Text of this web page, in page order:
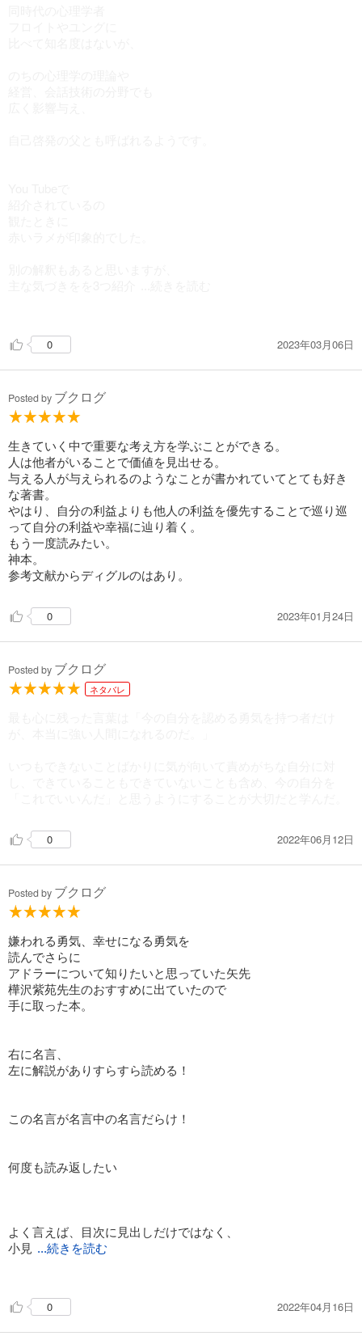
1.仕事も含むや友人・知人での対人関係では、
2.家庭での子育てや親から自立について。
（感謝で自立を促す）
3.環境や社会、周りと自分との関係では、
（起こった出来事に対して主体性を持って行動する）
（対価の保証はないが自ら始められるか）
など。
見開きで、
一項目となっているので
何かあった時の
お守り代わりに安心の一冊です。
0 2023年03月06日
Posted by ブクログ
生きていく中で重要な考え方を学ぶことができる。
人は他者がいることで価値を見出せる。
与える人が与えられるのようなことが書かれていてとても好き
な著書。
やはり、自分の利益よりも他人の利益を優先することで巡り巡
って自分の利益や幸福に辿り着く。
もう一度読みたい。
神本。
参考文献からディグルのはあり。
0 2023年01月24日
Posted by ブクログ
ネタバレ
0 2022年06月12日
Posted by ブクログ
嫌われる勇気、幸せになる勇気を
読んでさらに
アドラーについて知りたいと思っていた矢先
樺沢紫苑先生のおすすめに出ていたので
手に取った本。
右に名言、
左に解説がありすらすら読める！
この名言が名言中の名言だらけ！
何度も読み返したい
よく言えば、目次に見出しだけではなく、
小見 ...続きを読む
0 2022年04月16日